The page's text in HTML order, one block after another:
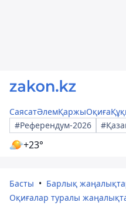
СаясатӘлемҚаржыОқиға
#Референдум-2026
+23°
Басты
Барлық
Оқиғалар туралы